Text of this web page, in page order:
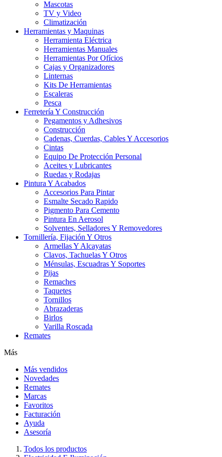
Mascotas
TV y Video
Climatización
Herramientas y Maquinas
Herramienta Eléctrica
Herramientas Manuales
Herramientas Por Ofícios
Cajas y Organizadores
Linternas
Kits De Herramientas
Escaleras
Pesca
Ferretería Y Construcción
Pegamentos y Adhesivos
Construcción
Cadenas, Cuerdas, Cables Y Accesorios
Cintas
Equipo De Protección Personal
Aceites y Lubricantes
Ruedas y Rodajas
Pintura Y Acabados
Accesorios Para Pintar
Esmalte Secado Rapido
Pigmento Para Cemento
Pintura En Aerosol
Solventes, Selladores Y Removedores
Tornillería, Fijación Y Otros
Armellas Y Alcayatas
Clavos, Tachuelas Y Otros
Ménsulas, Escuadras Y Soportes
Pijas
Remaches
Taquetes
Tornillos
Abrazaderas
Birlos
Varilla Roscada
Remates
Más
Más vendidos
Novedades
Remates
Marcas
Favoritos
Facturación
Ayuda
Asesoría
Todos los productos